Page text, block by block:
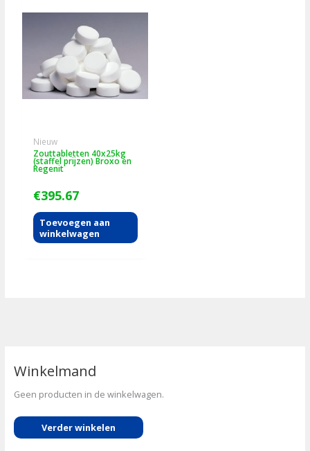
Nieuw
Zouttabletten 40x25kg
(staffel prijzen) Broxo en
Regenit
€395.67
Toevoegen aan
winkelwagen
Winkelmand
Geen producten in de winkelwagen.
Verder winkelen